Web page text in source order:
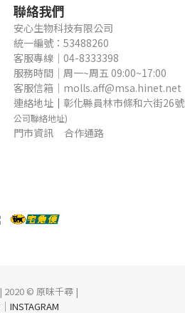
聯絡我們
安心生物科技有限公司
統一編號：53488260
客服專線｜04-8333398
服務時間｜周一~周五 09:00~17:00
客服信箱｜molls.aff@msa.hinet.net
連絡地址 ｜ 彰化縣員林市條和六街26號
公司聯絡地址)
門市資訊 合作通路
| 2020 © 原味千尋 |
｜ INSTAGRAM